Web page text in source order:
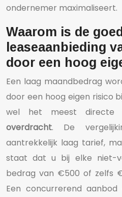
ondernemer maximaliseert.
Waarom is de
leaseaanbieding
door een hoog
Een laag maandbedrag
door een hoog eigen risico
wel het meest directe
overdracht. De
aantrekkelijk laag tarief,
staat dat u bij elke niet-
bedrag van €500 of zelfs
Een concurrerend